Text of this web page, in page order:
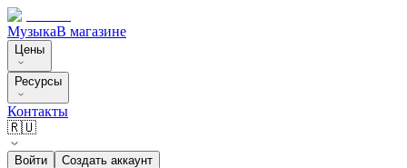
МузыкаВ магазине
Цены
Ресурсы
Контакты
🇷🇺
Войти Создать аккаунт